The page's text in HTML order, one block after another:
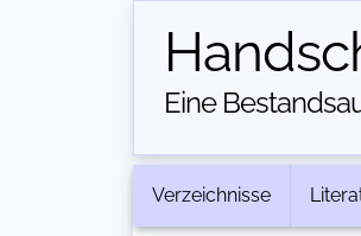
Eine
Verzeichnisse